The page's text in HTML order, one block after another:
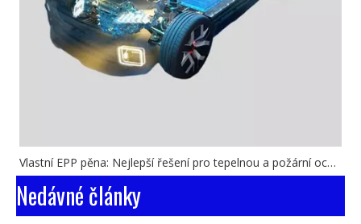
Vlastní EPP pěna: Nejlepší řešení pro tepelnou a požární ochranu v nových bateriových sadách energetických vozidel
Nedávné články